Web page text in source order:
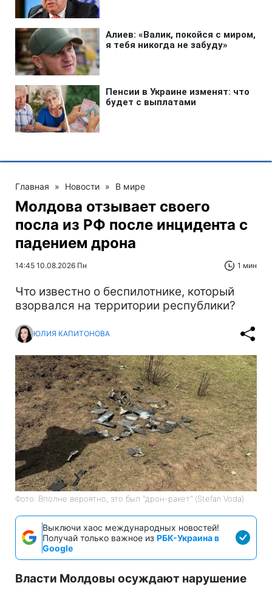
Главная » Новости » В мире
Молдова отзывает своего
посла из РФ после инцидента с
падением дрона
14:45 10.08.2026 Пн 1 мин
Что известно о беспилотнике, который
взорвался на территории республики?
ЮЛИЯ КАПИТОНОВА
Фото: Вполне вероятно, это был "дрон-ракет" (Stefan Voda)
Выключи хаос международных новостей!
Получай только важное из РБК-Украина в
Google
Власти Молдовы осуждают нарушение